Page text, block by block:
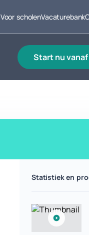
Voor scholenVacaturebank
start nu
Statistiek en